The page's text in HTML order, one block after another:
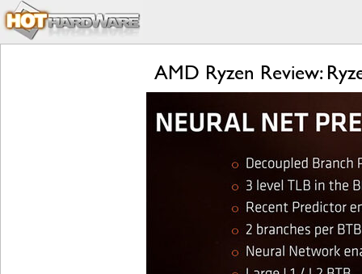
AMD Ryzen Review: